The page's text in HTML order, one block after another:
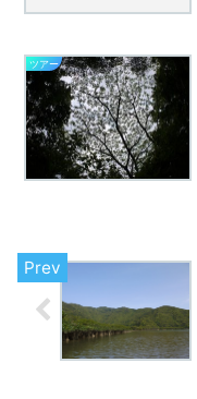
ツアー